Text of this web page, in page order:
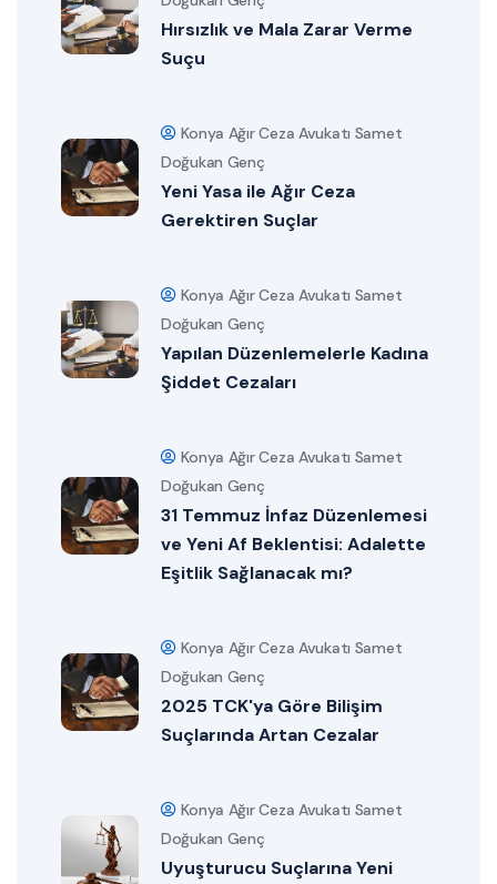
Hırsızlık ve Mala Zarar Verme
Suçu
Konya Ağır Ceza Avukatı Samet
Doğukan Genç
Yeni Yasa ile Ağır Ceza
Gerektiren Suçlar
Konya Ağır Ceza Avukatı Samet
Doğukan Genç
Yapılan Düzenlemelerle Kadına
Şiddet Cezaları
Konya Ağır Ceza Avukatı Samet
Doğukan Genç
31 Temmuz İnfaz Düzenlemesi
ve Yeni Af Beklentisi: Adalette
Eşitlik Sağlanacak mı?
Konya Ağır Ceza Avukatı Samet
Doğukan Genç
2025 TCK'ya Göre Bilişim
Suçlarında Artan Cezalar
Konya Ağır Ceza Avukatı Samet
Doğukan Genç
Uyuşturucu Suçlarına Yeni